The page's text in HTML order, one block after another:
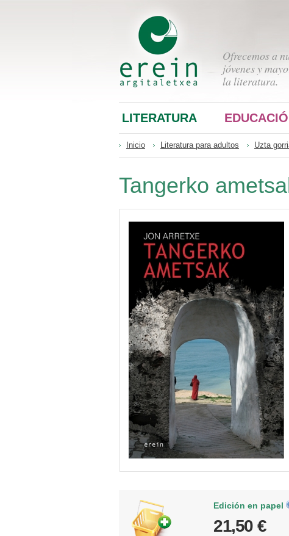
Ofrecemos a
jóvenes y
la literatura.
LITERATURA
Inicio Literatura para adultos Uzta
Tangerko
Edición en papel
21,50 €